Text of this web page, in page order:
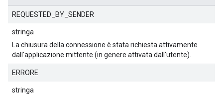
REQUESTED_BY_SENDER
stringa
La chiusura della connessione è stata richiesta attivamente
dall'applicazione mittente (in genere attivata dall'utente).
ERRORE
stringa